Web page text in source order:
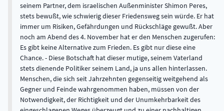
seinem Partner, dem israelischen Außenminister Shimon Peres,
stets bewußt, wie schwierig dieser Friedensweg sein würde. Er hat
immer um Risiken, Gefährdungen und Rückschläge gewußt. Aber
noch am Abend des 4. November hat er den Menschen zugerufen:
Es gibt keine Alternative zum Frieden. Es gibt nur diese eine
Chance. - Diese Botschaft hat dieser mutige, seinem Vaterland
stets dienende Politiker seinem Land, ja uns allen hinterlassen.
Menschen, die sich seit Jahrzehnten gegenseitig weitgehend als
Gegner und Feinde wahrgenommen haben, müssen von der
Notwendigkeit, der Richtigkeit und der Unumkehrbarkeit des